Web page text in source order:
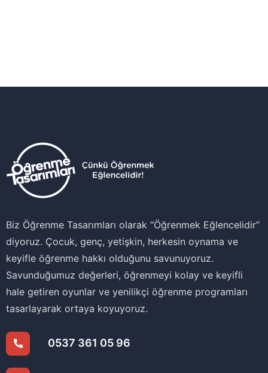
Biz Öğrenme Tasarımları olarak ‘‘Öğrenmek Eğlencelidir’’
diyoruz. Çocuk, genç, yetişkin, herkesin oynama ve
keyifle öğrenme hakkı olduğunu savunuyoruz.
Savunduğumuz değerleri, öğrenmeyi kolay ve keyifli
hale getiren oyunlar ve yenilikçi öğrenme programları
tasarlayarak ortaya koyuyoruz.
0537 361 05 96